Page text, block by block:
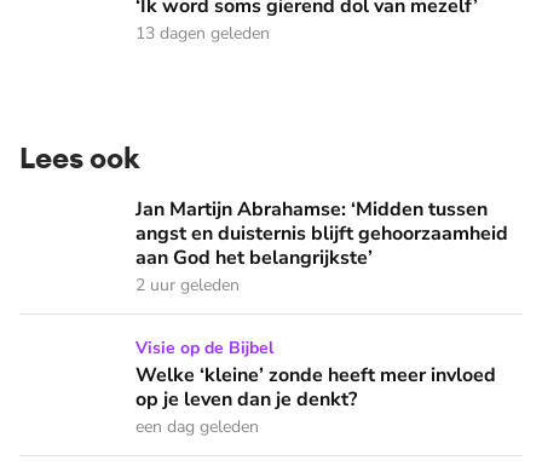
‘Ik word soms gierend dol van mezelf’
13 dagen geleden
Lees ook
Jan Martijn Abrahamse: ‘Midden tussen angst en
Jan Martijn Abrahamse: ‘Midden tussen
angst en duisternis blijft gehoorzaamheid
aan God het belangrijkste’
2 uur geleden
Welke ‘kleine’ zonde heeft meer invloed op je leven dan je
Visie op de Bijbel
Welke ‘kleine’ zonde heeft meer invloed
op je leven dan je denkt?
een dag geleden